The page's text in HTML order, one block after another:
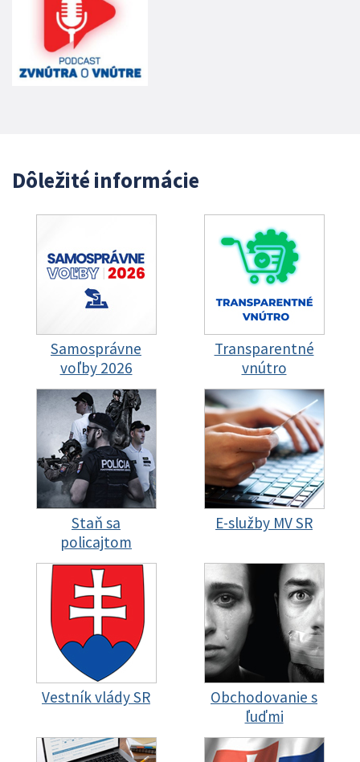
Dôležité informácie
Samosprávne
voľby 2026
Transparentné
vnútro
Staň sa
policajtom
E-služby MV SR
Vestník vlády SR
Obchodovanie s
ľuďmi